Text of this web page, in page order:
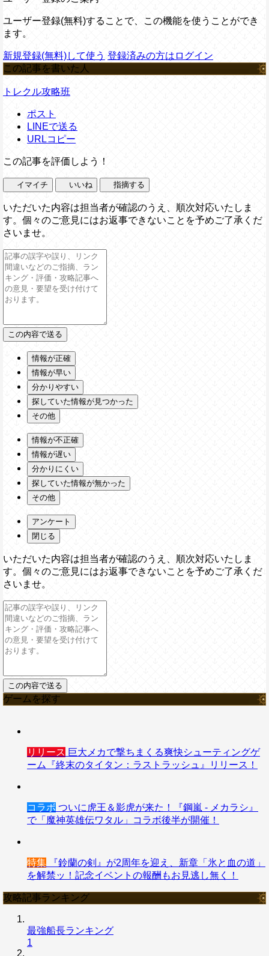
ユーザー登録(無料)することで、この機能を使うことができ
ます。
新規登録(無料)して使う 登録済みの方はログイン
この記事を書いた人
トレクル攻略班
ポスト
LINEで送る
URLコピー
この記事を評価しよう！
イマイチ いいね 指摘する
いただいた内容は担当者が確認のうえ、順次対応いたしま
す。個々のご意見にはお返事できないことを予めご了承くだ
さいませ。
情報が正確
情報が早い
分かりやすい
探していた情報が見つかった
その他
情報が不正確
情報が遅い
分かりにくい
探していた情報が無かった
その他
アンケート
閉じる
いただいた内容は担当者が確認のうえ、順次対応いたしま
す。個々のご意見にはお返事できないことを予めご了承くだ
さいませ。
ゲームを探す
リリース 巨大メカで撃ちまくる爽快シューティングゲ
ーム『終末のタイタン：ラストラッシュ』リリース！
コラボ ついに虎王＆影虎が来た！『鋼嵐 - メカラシ』
で「魔神英雄伝ワタル」コラボ後半が開催！
特集 『鈴蘭の剣』が2周年を迎え、新章「氷と血の道」
を解禁ッ！記念イベントの報酬もお見逃し無く！
攻略記事ランキング
最強船長ランキング
1